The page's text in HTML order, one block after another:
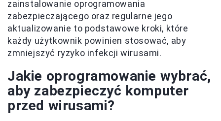
zainstalowanie oprogramowania
zabezpieczającego oraz regularne jego
aktualizowanie to podstawowe kroki, które
każdy użytkownik powinien stosować, aby
zmniejszyć ryzyko infekcji wirusami.
Jakie oprogramowanie wybrać,
aby zabezpieczyć komputer
przed wirusami?